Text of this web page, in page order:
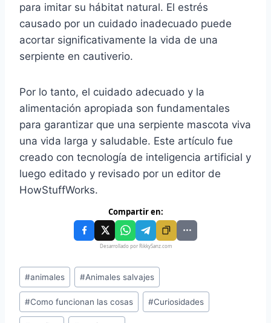
para imitar su hábitat natural. El estrés
causado por un cuidado inadecuado puede
acortar significativamente la vida de una
serpiente en cautiverio.
Por lo tanto, el cuidado adecuado y la
alimentación apropiada son fundamentales
para garantizar que una serpiente mascota viva
una vida larga y saludable. Este artículo fue
creado con tecnología de inteligencia artificial y
luego editado y revisado por un editor de
HowStuffWorks.
Compartir en:
Desarrollado por RikkySanz.com
#animales #Animales salvajes
#Como funcionan las cosas #Curiosidades